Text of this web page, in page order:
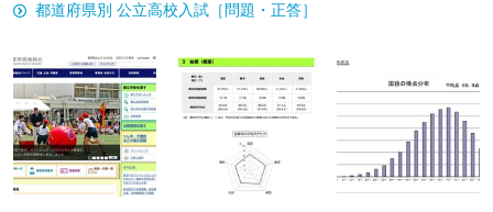
都道府県別 公立高校入試［問題・正答］